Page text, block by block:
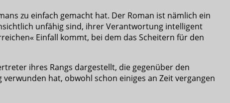
zu einfach gemacht hat. Der Roman ist nämlich ein
unfähig sind, ihrer Verantwortung intelligent
Einfall kommt, bei dem das Scheitern für den
ihres Rangs dargestellt, die gegenüber den
hat, obwohl schon einiges an Zeit vergangen